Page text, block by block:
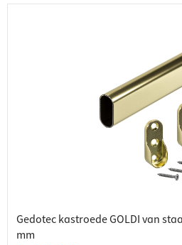
Gedotec kastroede GOLDI van
mm